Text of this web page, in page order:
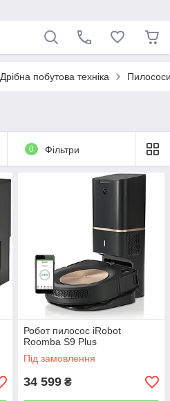
Дрібна побутова техніка
0 Фільтри
Робот пилосос iRobot
Roomba S9 Plus
Під замовлення
34 599 ₴